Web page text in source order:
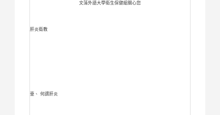
文藻外語大學衛生保健組關心您
肝炎衛教
壹、 何謂肝炎